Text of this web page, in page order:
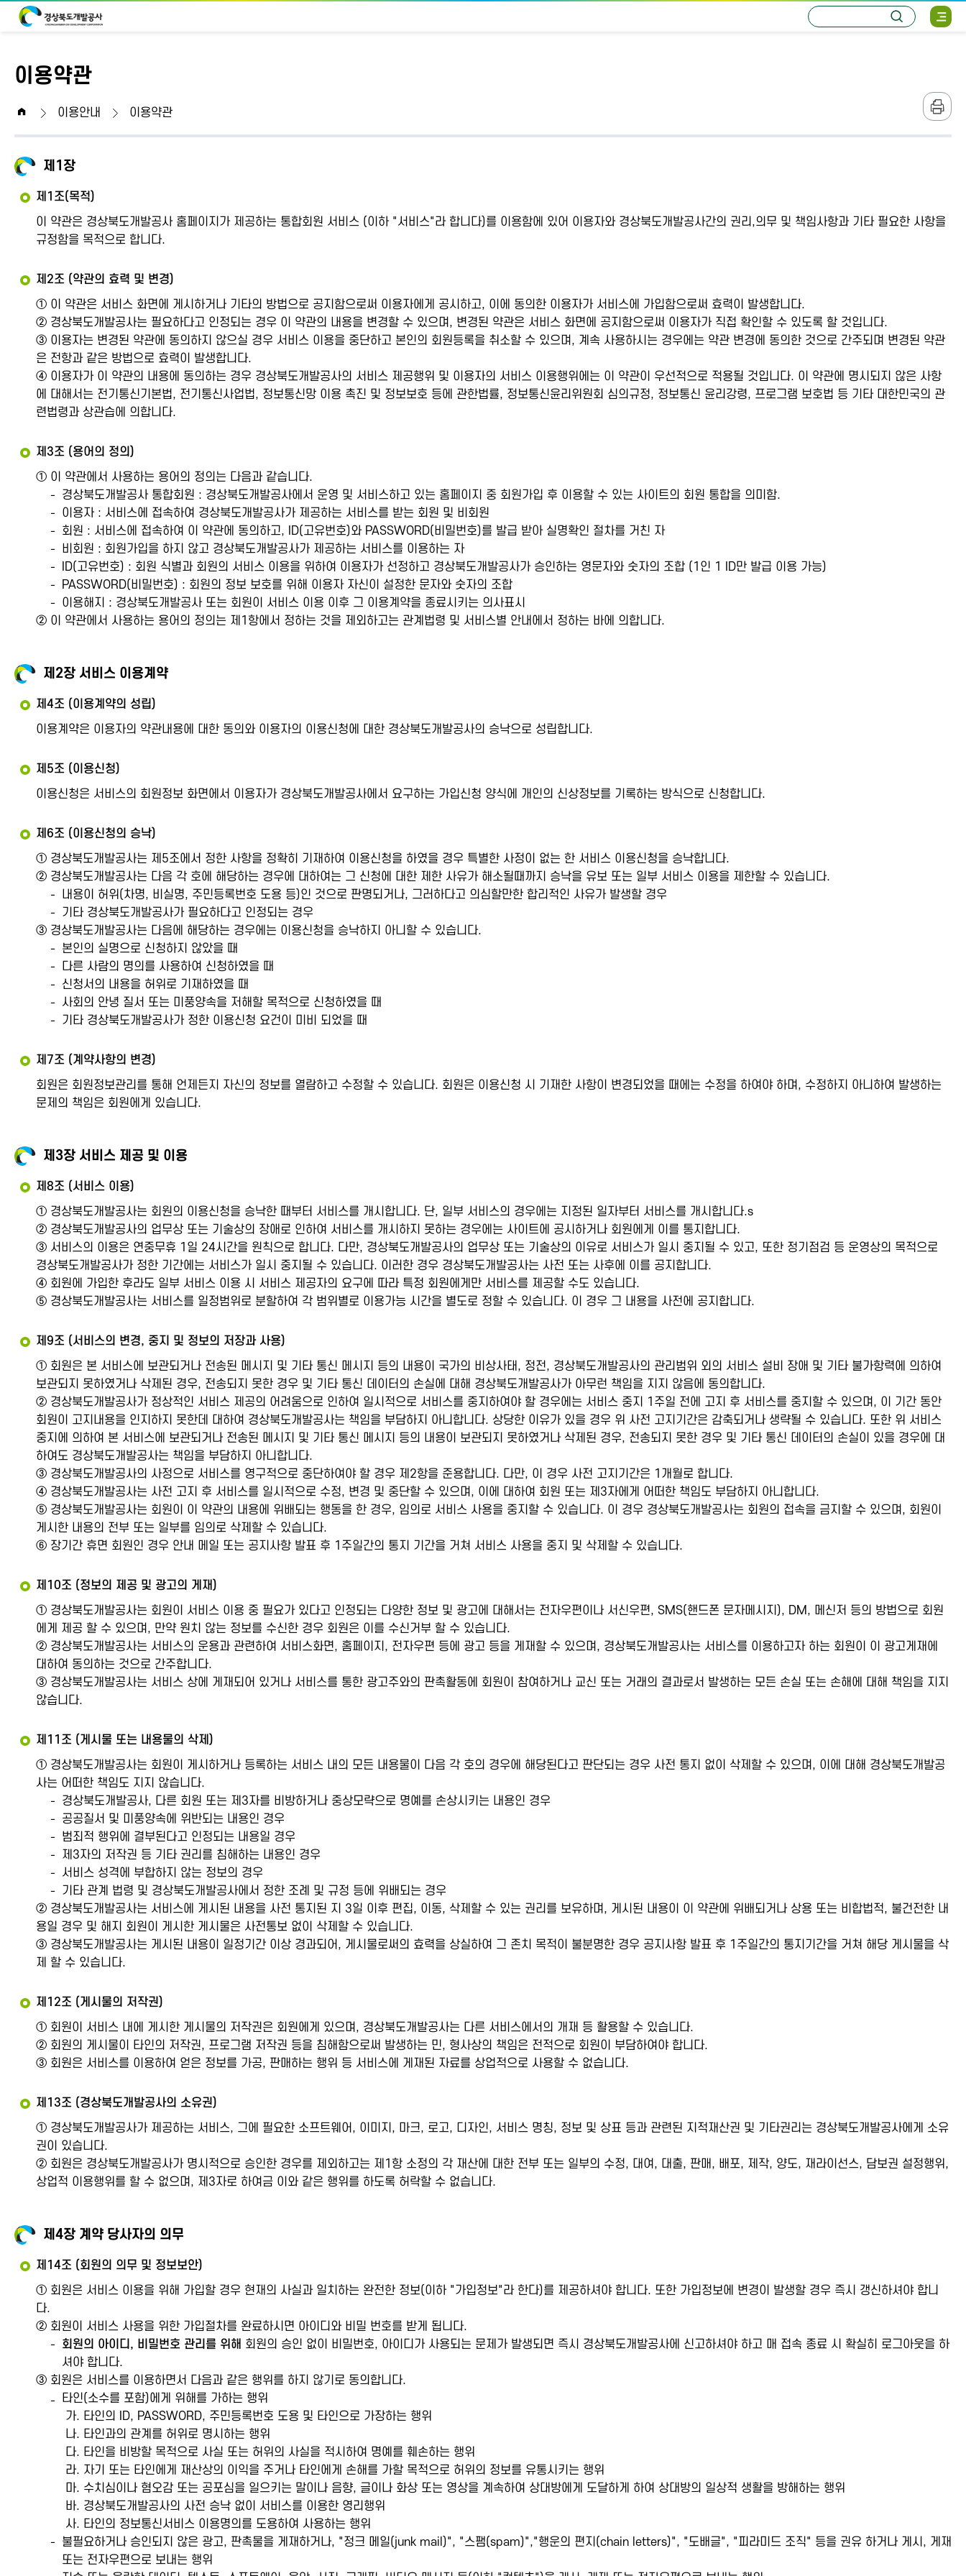
합
검
사
기
이용약관
home 이용안내 이용약관
본
인
제1장
제1조(목적)
이 약관은 경상북도개발공사 홈페이지가 제공하는 통합회원 서비스 (이하 "서비스"라 합니다)를 이용함에 있어 이용자와 경상북도개발공사간의 권리,의무 및 책임사항과 기타 필요한 사항을
규정함을 목적으로 합니다.
제2조 (약관의 효력 및 변경)
① 이 약관은 서비스 화면에 게시하거나 기타의 방법으로 공지함으로써 이용자에게 공시하고, 이에 동의한 이용자가 서비스에 가입함으로써 효력이 발생합니다.
② 경상북도개발공사는 필요하다고 인정되는 경우 이 약관의 내용을 변경할 수 있으며, 변경된 약관은 서비스 화면에 공지함으로써 이용자가 직접 확인할 수 있도록 할 것입니다.
③ 이용자는 변경된 약관에 동의하지 않으실 경우 서비스 이용을 중단하고 본인의 회원등록을 취소할 수 있으며, 계속 사용하시는 경우에는 약관 변경에 동의한 것으로 간주되며 변경된 약관
은 전항과 같은 방법으로 효력이 발생합니다.
④ 이용자가 이 약관의 내용에 동의하는 경우 경상북도개발공사의 서비스 제공행위 및 이용자의 서비스 이용행위에는 이 약관이 우선적으로 적용될 것입니다. 이 약관에 명시되지 않은 사항
에 대해서는 전기통신기본법, 전기통신사업법, 정보통신망 이용 촉진 및 정보보호 등에 관한법률, 정보통신윤리위원회 심의규정, 정보통신 윤리강령, 프로그램 보호법 등 기타 대한민국의 관
련법령과 상관습에 의합니다.
제3조 (용어의 정의)
① 이 약관에서 사용하는 용어의 정의는 다음과 같습니다.
경상북도개발공사 통합회원 : 경상북도개발공사에서 운영 및 서비스하고 있는 홈페이지 중 회원가입 후 이용할 수 있는 사이트의 회원 통합을 의미함.
이용자 : 서비스에 접속하여 경상북도개발공사가 제공하는 서비스를 받는 회원 및 비회원
회원 : 서비스에 접속하여 이 약관에 동의하고, ID(고유번호)와 PASSWORD(비밀번호)를 발급 받아 실명확인 절차를 거친 자
비회원 : 회원가입을 하지 않고 경상북도개발공사가 제공하는 서비스를 이용하는 자
ID(고유번호) : 회원 식별과 회원의 서비스 이용을 위하여 이용자가 선정하고 경상북도개발공사가 승인하는 영문자와 숫자의 조합 (1인 1 ID만 발급 이용 가능)
PASSWORD(비밀번호) : 회원의 정보 보호를 위해 이용자 자신이 설정한 문자와 숫자의 조합
이용해지 : 경상북도개발공사 또는 회원이 서비스 이용 이후 그 이용계약을 종료시키는 의사표시
② 이 약관에서 사용하는 용어의 정의는 제1항에서 정하는 것을 제외하고는 관계법령 및 서비스별 안내에서 정하는 바에 의합니다.
제2장 서비스 이용계약
제4조 (이용계약의 성립)
이용계약은 이용자의 약관내용에 대한 동의와 이용자의 이용신청에 대한 경상북도개발공사의 승낙으로 성립합니다.
제5조 (이용신청)
이용신청은 서비스의 회원정보 화면에서 이용자가 경상북도개발공사에서 요구하는 가입신청 양식에 개인의 신상정보를 기록하는 방식으로 신청합니다.
제6조 (이용신청의 승낙)
① 경상북도개발공사는 제5조에서 정한 사항을 정확히 기재하여 이용신청을 하였을 경우 특별한 사정이 없는 한 서비스 이용신청을 승낙합니다.
② 경상북도개발공사는 다음 각 호에 해당하는 경우에 대하여는 그 신청에 대한 제한 사유가 해소될때까지 승낙을 유보 또는 일부 서비스 이용을 제한할 수 있습니다.
내용이 허위(차명, 비실명, 주민등록번호 도용 등)인 것으로 판명되거나, 그러하다고 의심할만한 합리적인 사유가 발생할 경우
기타 경상북도개발공사가 필요하다고 인정되는 경우
③ 경상북도개발공사는 다음에 해당하는 경우에는 이용신청을 승낙하지 아니할 수 있습니다.
본인의 실명으로 신청하지 않았을 때
다른 사람의 명의를 사용하여 신청하였을 때
신청서의 내용을 허위로 기재하였을 때
사회의 안녕 질서 또는 미풍양속을 저해할 목적으로 신청하였을 때
기타 경상북도개발공사가 정한 이용신청 요건이 미비 되었을 때
제7조 (계약사항의 변경)
회원은 회원정보관리를 통해 언제든지 자신의 정보를 열람하고 수정할 수 있습니다. 회원은 이용신청 시 기재한 사항이 변경되었을 때에는 수정을 하여야 하며, 수정하지 아니하여 발생하는
문제의 책임은 회원에게 있습니다.
제3장 서비스 제공 및 이용
제8조 (서비스 이용)
① 경상북도개발공사는 회원의 이용신청을 승낙한 때부터 서비스를 개시합니다. 단, 일부 서비스의 경우에는 지정된 일자부터 서비스를 개시합니다.s
② 경상북도개발공사의 업무상 또는 기술상의 장애로 인하여 서비스를 개시하지 못하는 경우에는 사이트에 공시하거나 회원에게 이를 통지합니다.
③ 서비스의 이용은 연중무휴 1일 24시간을 원칙으로 합니다. 다만, 경상북도개발공사의 업무상 또는 기술상의 이유로 서비스가 일시 중지될 수 있고, 또한 정기점검 등 운영상의 목적으로
경상북도개발공사가 정한 기간에는 서비스가 일시 중지될 수 있습니다. 이러한 경우 경상북도개발공사는 사전 또는 사후에 이를 공지합니다.
④ 회원에 가입한 후라도 일부 서비스 이용 시 서비스 제공자의 요구에 따라 특정 회원에게만 서비스를 제공할 수도 있습니다.
⑤ 경상북도개발공사는 서비스를 일정범위로 분할하여 각 범위별로 이용가능 시간을 별도로 정할 수 있습니다. 이 경우 그 내용을 사전에 공지합니다.
제9조 (서비스의 변경, 중지 및 정보의 저장과 사용)
① 회원은 본 서비스에 보관되거나 전송된 메시지 및 기타 통신 메시지 등의 내용이 국가의 비상사태, 정전, 경상북도개발공사의 관리범위 외의 서비스 설비 장애 및 기타 불가항력에 의하여
보관되지 못하였거나 삭제된 경우, 전송되지 못한 경우 및 기타 통신 데이터의 손실에 대해 경상북도개발공사가 아무런 책임을 지지 않음에 동의합니다.
② 경상북도개발공사가 정상적인 서비스 제공의 어려움으로 인하여 일시적으로 서비스를 중지하여야 할 경우에는 서비스 중지 1주일 전에 고지 후 서비스를 중지할 수 있으며, 이 기간 동안
회원이 고지내용을 인지하지 못한데 대하여 경상북도개발공사는 책임을 부담하지 아니합니다. 상당한 이유가 있을 경우 위 사전 고지기간은 감축되거나 생략될 수 있습니다. 또한 위 서비스
중지에 의하여 본 서비스에 보관되거나 전송된 메시지 및 기타 통신 메시지 등의 내용이 보관되지 못하였거나 삭제된 경우, 전송되지 못한 경우 및 기타 통신 데이터의 손실이 있을 경우에 대
하여도 경상북도개발공사는 책임을 부담하지 아니합니다.
③ 경상북도개발공사의 사정으로 서비스를 영구적으로 중단하여야 할 경우 제2항을 준용합니다. 다만, 이 경우 사전 고지기간은 1개월로 합니다.
④ 경상북도개발공사는 사전 고지 후 서비스를 일시적으로 수정, 변경 및 중단할 수 있으며, 이에 대하여 회원 또는 제3자에게 어떠한 책임도 부담하지 아니합니다.
⑤ 경상북도개발공사는 회원이 이 약관의 내용에 위배되는 행동을 한 경우, 임의로 서비스 사용을 중지할 수 있습니다. 이 경우 경상북도개발공사는 회원의 접속을 금지할 수 있으며, 회원이
게시한 내용의 전부 또는 일부를 임의로 삭제할 수 있습니다.
⑥ 장기간 휴면 회원인 경우 안내 메일 또는 공지사항 발표 후 1주일간의 통지 기간을 거쳐 서비스 사용을 중지 및 삭제할 수 있습니다.
제10조 (정보의 제공 및 광고의 게재)
① 경상북도개발공사는 회원이 서비스 이용 중 필요가 있다고 인정되는 다양한 정보 및 광고에 대해서는 전자우편이나 서신우편, SMS(핸드폰 문자메시지), DM, 메신저 등의 방법으로 회원
에게 제공 할 수 있으며, 만약 원치 않는 정보를 수신한 경우 회원은 이를 수신거부 할 수 있습니다.
② 경상북도개발공사는 서비스의 운용과 관련하여 서비스화면, 홈페이지, 전자우편 등에 광고 등을 게재할 수 있으며, 경상북도개발공사는 서비스를 이용하고자 하는 회원이 이 광고게재에
대하여 동의하는 것으로 간주합니다.
③ 경상북도개발공사는 서비스 상에 게재되어 있거나 서비스를 통한 광고주와의 판촉활동에 회원이 참여하거나 교신 또는 거래의 결과로서 발생하는 모든 손실 또는 손해에 대해 책임을 지지
않습니다.
제11조 (게시물 또는 내용물의 삭제)
① 경상북도개발공사는 회원이 게시하거나 등록하는 서비스 내의 모든 내용물이 다음 각 호의 경우에 해당된다고 판단되는 경우 사전 통지 없이 삭제할 수 있으며, 이에 대해 경상북도개발공
사는 어떠한 책임도 지지 않습니다.
경상북도개발공사, 다른 회원 또는 제3자를 비방하거나 중상모략으로 명예를 손상시키는 내용인 경우
공공질서 및 미풍양속에 위반되는 내용인 경우
범죄적 행위에 결부된다고 인정되는 내용일 경우
제3자의 저작권 등 기타 권리를 침해하는 내용인 경우
서비스 성격에 부합하지 않는 정보의 경우
기타 관계 법령 및 경상북도개발공사에서 정한 조례 및 규정 등에 위배되는 경우
② 경상북도개발공사는 서비스에 게시된 내용을 사전 통지된 지 3일 이후 편집, 이동, 삭제할 수 있는 권리를 보유하며, 게시된 내용이 이 약관에 위배되거나 상용 또는 비합법적, 불건전한 내
용일 경우 및 해지 회원이 게시한 게시물은 사전통보 없이 삭제할 수 있습니다.
③ 경상북도개발공사는 게시된 내용이 일정기간 이상 경과되어, 게시물로써의 효력을 상실하여 그 존치 목적이 불분명한 경우 공지사항 발표 후 1주일간의 통지기간을 거쳐 해당 게시물을 삭
제 할 수 있습니다.
제12조 (게시물의 저작권)
① 회원이 서비스 내에 게시한 게시물의 저작권은 회원에게 있으며, 경상북도개발공사는 다른 서비스에서의 개재 등 활용할 수 있습니다.
② 회원의 게시물이 타인의 저작권, 프로그램 저작권 등을 침해함으로써 발생하는 민, 형사상의 책임은 전적으로 회원이 부담하여야 합니다.
③ 회원은 서비스를 이용하여 얻은 정보를 가공, 판매하는 행위 등 서비스에 게재된 자료를 상업적으로 사용할 수 없습니다.
제13조 (경상북도개발공사의 소유권)
① 경상북도개발공사가 제공하는 서비스, 그에 필요한 소프트웨어, 이미지, 마크, 로고, 디자인, 서비스 명칭, 정보 및 상표 등과 관련된 지적재산권 및 기타권리는 경상북도개발공사에게 소유
권이 있습니다.
② 회원은 경상북도개발공사가 명시적으로 승인한 경우를 제외하고는 제1항 소정의 각 재산에 대한 전부 또는 일부의 수정, 대여, 대출, 판매, 배포, 제작, 양도, 재라이선스, 담보권 설정행위,
상업적 이용행위를 할 수 없으며, 제3자로 하여금 이와 같은 행위를 하도록 허락할 수 없습니다.
제4장 계약 당사자의 의무
제14조 (회원의 의무 및 정보보안)
① 회원은 서비스 이용을 위해 가입할 경우 현재의 사실과 일치하는 완전한 정보(이하 "가입정보"라 한다)를 제공하셔야 합니다. 또한 가입정보에 변경이 발생할 경우 즉시 갱신하셔야 합니
다.
② 회원이 서비스 사용을 위한 가입절차를 완료하시면 아이디와 비밀 번호를 받게 됩니다.
회원의 아이디, 비밀번호 관리를 위해 회원의 승인 없이 비밀번호, 아이디가 사용되는 문제가 발생되면 즉시 경상북도개발공사에 신고하셔야 하고 매 접속 종료 시 확실히 로그아웃을 하
셔야 합니다.
③ 회원은 서비스를 이용하면서 다음과 같은 행위를 하지 않기로 동의합니다.
타인(소수를 포함)에게 위해를 가하는 행위
가. 타인의 ID, PASSWORD, 주민등록번호 도용 및 타인으로 가장하는 행위
나. 타인과의 관계를 허위로 명시하는 행위
다. 타인을 비방할 목적으로 사실 또는 허위의 사실을 적시하여 명예를 훼손하는 행위
라. 자기 또는 타인에게 재산상의 이익을 주거나 타인에게 손해를 가할 목적으로 허위의 정보를 유통시키는 행위
마. 수치심이나 혐오감 또는 공포심을 일으키는 말이나 음향, 글이나 화상 또는 영상을 계속하여 상대방에게 도달하게 하여 상대방의 일상적 생활을 방해하는 행위
바. 경상북도개발공사의 사전 승낙 없이 서비스를 이용한 영리행위
사. 타인의 정보통신서비스 이용명의를 도용하여 사용하는 행위
불필요하거나 승인되지 않은 광고, 판촉물을 게재하거나, "정크 메일(junk mail)", "스팸(spam)","행운의 편지(chain letters)", "도배글", "피라미드 조직" 등을 권유 하거나 게시, 게재
또는 전자우편으로 보내는 행위